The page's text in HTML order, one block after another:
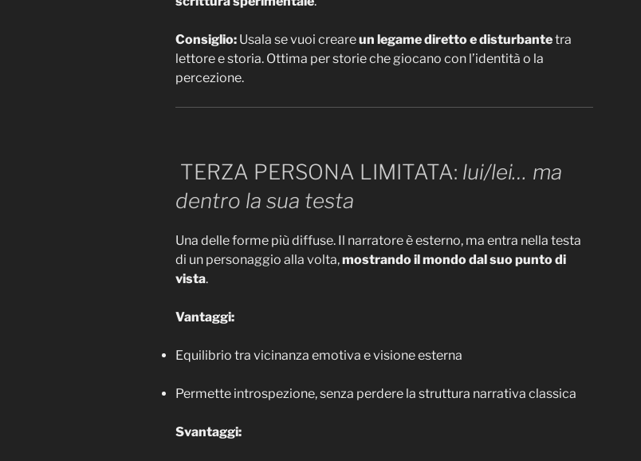
Consiglio: Usala se vuoi creareun legame diretto e disturbantetra
lettore e storia. Ottima per storie che giocano con l’identità o la
percezione.
TERZA PERSONA LIMITATA: lui/lei… ma
dentro la sua testa
Una delle forme più diffuse. Il narratore è esterno, ma entra nella testa
di un personaggio alla volta,mostrando il mondo dal suo punto di
vista.
Vantaggi:
Equilibrio tra vicinanza emotiva e visione esterna
Permette introspezione, senza perdere la struttura narrativa classica
Svantaggi: